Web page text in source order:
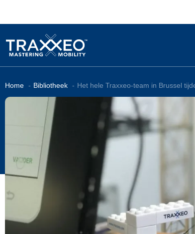
Home Bibliotheek Het hele Traxxeo-team in Brussel